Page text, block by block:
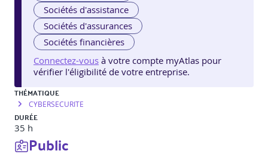
Sociétés d'assistance
Sociétés d'assurances
Sociétés financières
Connectez-vous à votre compte myAtlas pour
vérifier l'éligibilité de votre entreprise.
THÉMATIQUE
CYBERSECURITE
DURÉE
35 h
Public